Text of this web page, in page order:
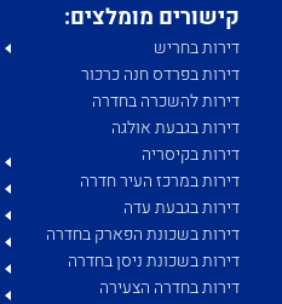
קישורים מומלצים:
דירות בחריש
דירות בפרדס חנה כרכור
דירות להשכרה בחדרה
דירות בגבעת אולגה
דירות בקיסריה
דירות במרכז העיר חדרה
דירות בגבעת עדה
דירות בשכונת הפארק בחדרה
דירות בשכונת ניסן בחדרה
דירות בחדרה הצעירה